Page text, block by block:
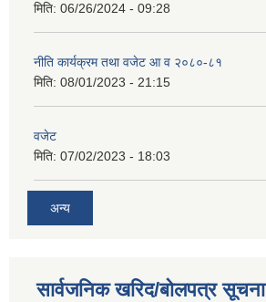
मिति: 06/26/2024 - 09:28
नीति कार्यक्रम तथा वजेट आ व २०८०-८१
मिति: 08/01/2023 - 21:15
वजेट
मिति: 07/02/2023 - 18:03
अन्य
सार्वजनिक खरिद/बोलपत्र सूचना